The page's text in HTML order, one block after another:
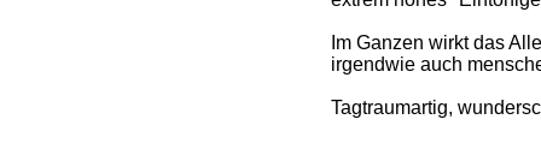
Im Ganzen wirkt das
irgendwie auch
Tagtraumartig,